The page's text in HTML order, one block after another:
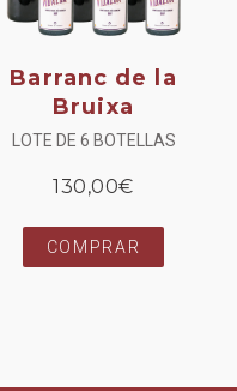
Barranc de la
Bruixa
LOTE DE 6 BOTELLAS
130,00€
COMPRAR